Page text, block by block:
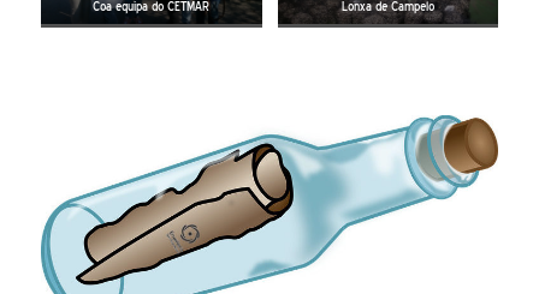
Coa equipa do CETMAR Lonxa de Campelo